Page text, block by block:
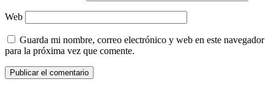
Web
Guarda mi nombre, correo electrónico y web en este navegador
para la próxima vez que comente.